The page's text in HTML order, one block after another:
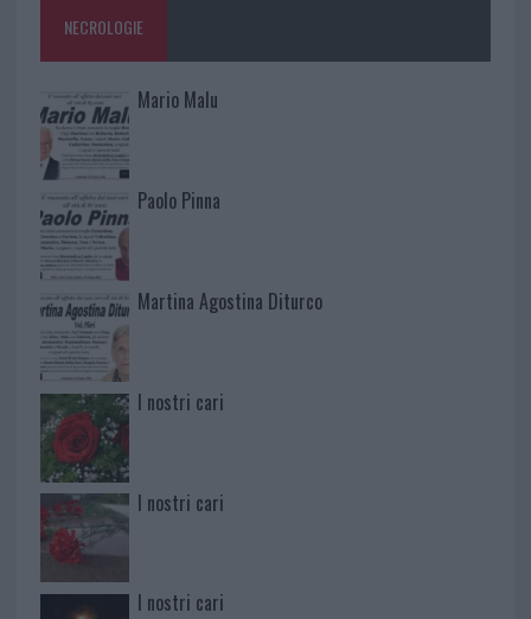
NECROLOGIE
Mario Malu
Paolo Pinna
Martina Agostina Diturco
I nostri cari
I nostri cari
I nostri cari